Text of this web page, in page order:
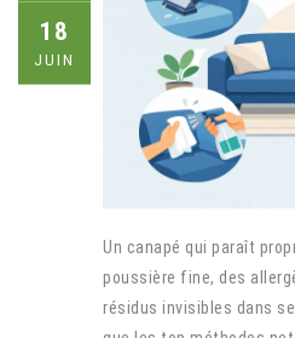
18
JUIN
Un canapé qui paraît
poussière fine, des
résidus invisibles dans